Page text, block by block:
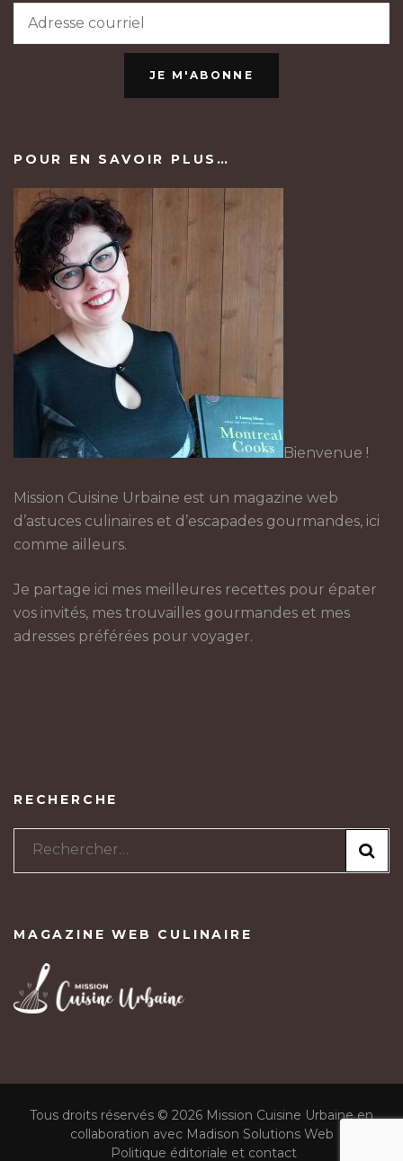
JE M'ABONNE
POUR EN SAVOIR PLUS…
Bienvenue !
Mission Cuisine Urbaine est un magazine web
d’astuces culinaires et d’escapades gourmandes, ici
comme ailleurs.
Je partage ici mes meilleures recettes pour épater
vos invités, mes trouvailles gourmandes et mes
adresses préférées pour voyager.
RECHERCHE
Rechercher :
MAGAZINE WEB CULINAIRE
Tous droits réservés © 2026 Mission Cuisine Urbaine en
collaboration avec Madison Solutions Web
Politique éditoriale et contact